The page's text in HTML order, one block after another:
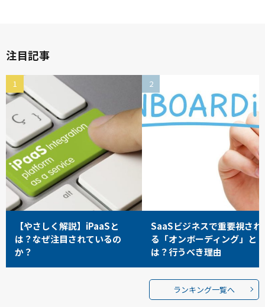
注目記事
【やさしく解説】iPaaSと
は？なぜ注目されているの
か？
SaaSビジネスで重要視され
る「オンボーディング」と
は？行うべき理由
ランキング一覧へ